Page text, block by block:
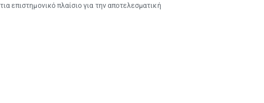
επιστημονικό πλαίσιο για την αποτελεσματική